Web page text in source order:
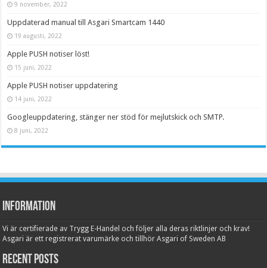
9 november, 2022
Uppdaterad manual till Asgari Smartcam 1440
19 augusti, 2022
Apple PUSH notiser löst!
15 juni, 2022
Apple PUSH notiser uppdatering
14 juni, 2022
Googleuppdatering, stänger ner stöd för mejlutskick och SMTP.
8 juni, 2022
Information
Vi är certifierade av Trygg E-Handel och följer alla deras riktlinjer och krav!
Asgari är ett registrerat varumärke och tillhör Asgari of Sweden AB
Recent Posts